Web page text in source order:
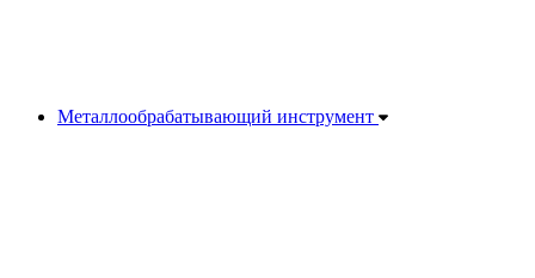
Металлообрабатывающий инструмент